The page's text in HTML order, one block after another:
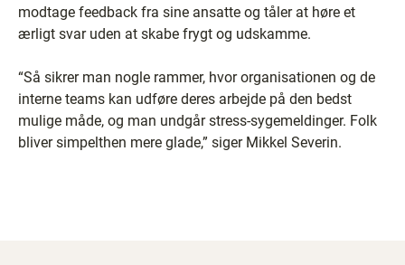
modtage feedback fra sine ansatte og tåler at høre et
ærligt svar uden at skabe frygt og udskamme.
“Så sikrer man nogle rammer, hvor organisationen og de
interne teams kan udføre deres arbejde på den bedst
mulige måde, og man undgår stress-sygemeldinger. Folk
bliver simpelthen mere glade,” siger Mikkel Severin.